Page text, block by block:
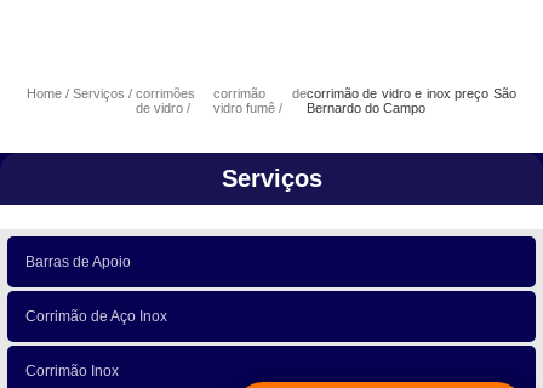
Home Serviços
corrimões
de vidro
corrimão de
vidro fumê
corrimão de vidro e inox preço São
Bernardo do Campo
Serviços
Barras de Apoio
Corrimão de Aço Inox
Corrimão Inox